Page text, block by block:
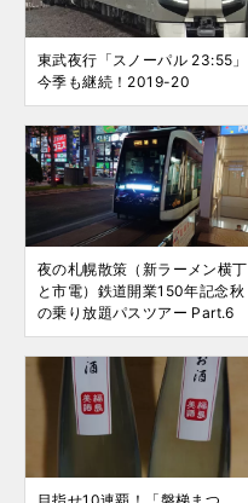
東武夜行「スノーパル 23:55」
今季も継続！2019-20
夜の札幌散策（新ラーメン横丁
と市電）鉄道開業150年記念秋
の乗り放題パスツアー Part.6